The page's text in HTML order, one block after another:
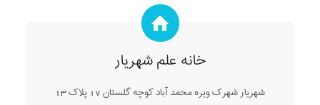
خانه علم شهریار
شهریار شهرک ویره محمد آباد کوچه گلستان 17 پلاک 13